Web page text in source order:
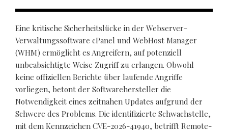
Eine kritische Sicherheitslücke in der Webserver-
Verwaltungssoftware cPanel und WebHost Manager
(WHM) ermöglicht es Angreifern, auf potenziell
unbeabsichtigte Weise Zugriff zu erlangen. Obwohl
keine offiziellen Berichte über laufende Angriffe
vorliegen, betont der Softwarehersteller die
Notwendigkeit eines zeitnahen Updates aufgrund der
Schwere des Problems. Die identifizierte Schwachstelle,
mit dem Kennzeichen CVE-2026-41940, betrifft Remote-